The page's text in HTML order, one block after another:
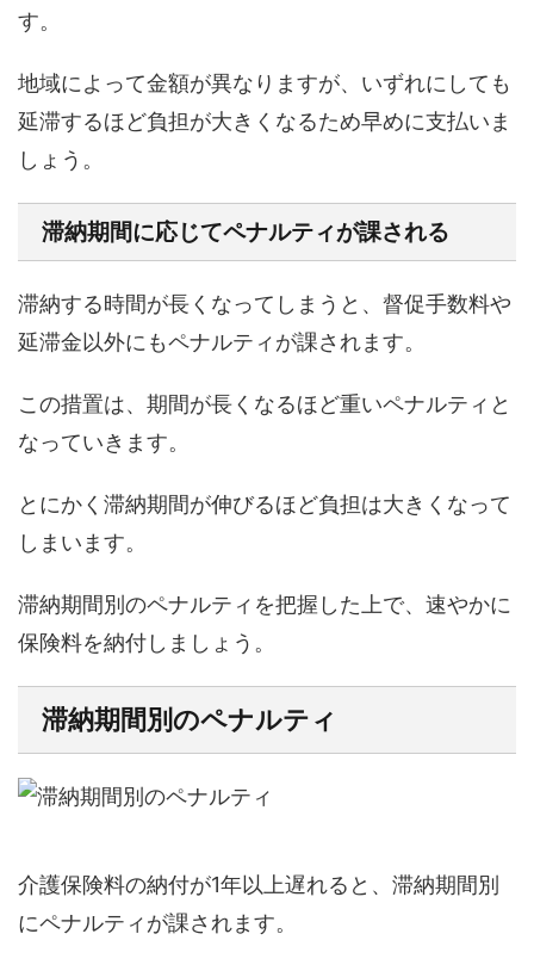
す。
地域によって金額が異なりますが、いずれにしても
延滞するほど負担が大きくなるため早めに支払いま
しょう。
滞納期間に応じてペナルティが課される
滞納する時間が長くなってしまうと、督促手数料や
延滞金以外にもペナルティが課されます。
この措置は、期間が長くなるほど重いペナルティと
なっていきます。
とにかく滞納期間が伸びるほど負担は大きくなって
しまいます。
滞納期間別のペナルティを把握した上で、速やかに
保険料を納付しましょう。
滞納期間別のペナルティ
介護保険料の納付が1年以上遅れると、滞納期間別
にペナルティが課されます。